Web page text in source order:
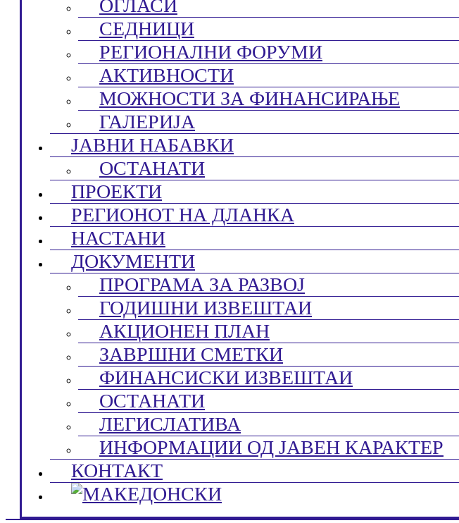
ОГЛАСИ
СЕДНИЦИ
РЕГИОНАЛНИ ФОРУМИ
АКТИВНОСТИ
МОЖНОСТИ ЗА ФИНАНСИРАЊЕ
ГАЛЕРИЈА
ЈАВНИ НАБАВКИ
ОСТАНАТИ
ПРОЕКТИ
РЕГИОНОТ НА ДЛАНКА
НАСТАНИ
ДОКУМЕНТИ
ПРОГРАМА ЗА РАЗВОЈ
ГОДИШНИ ИЗВЕШТАИ
АКЦИОНЕН ПЛАН
ЗАВРШНИ СМЕТКИ
ФИНАНСИСКИ ИЗВЕШТАИ
ОСТАНАТИ
ЛЕГИСЛАТИВА
ИНФОРМАЦИИ ОД ЈАВЕН КАРАКТЕР
КОНТАКТ